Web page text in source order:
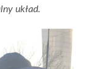
układ.